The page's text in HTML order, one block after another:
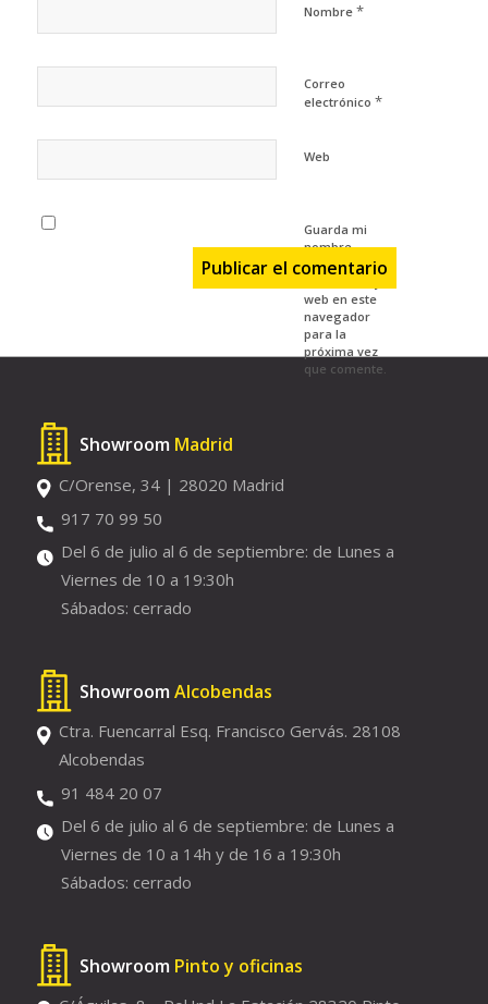
Nombre *
Correo
electrónico *
Web
Guarda mi
nombre,
correo
web en este
navegador
para la
próxima vez
que comente.
Showroom Madrid
C/Orense, 34 | 28020 Madrid
917 70 99 50
Del 6 de julio al 6 de septiembre: de Lunes a
Viernes de 10 a 19:30h
Sábados: cerrado
Showroom Alcobendas
Ctra. Fuencarral Esq. Francisco Gervás. 28108
Alcobendas
91 484 20 07
Del 6 de julio al 6 de septiembre: de Lunes a
Viernes de 10 a 14h y de 16 a 19:30h
Sábados: cerrado
Showroom Pinto y oficinas